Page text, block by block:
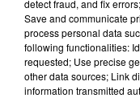
— Roger
Un journaliste de
detect fraud, and fix
Save and communicate
process personal data
following functionalities:
requested; Use precise
other data sources; Link
information transmitted